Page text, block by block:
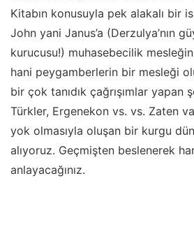
Kitabın konusuyla pek alakalı bir
John yani Janus’a (Derzulya’nın
kurucusu!) muhasebecilik
hani peygamberlerin bir mesleği
bir çok tanıdık çağrışımlar yapan
Türkler, Ergenekon vs. vs. Zaten
yok olmasıyla oluşan bir kurgu
alıyoruz. Geçmişten beslenerek
anlayacağınız.